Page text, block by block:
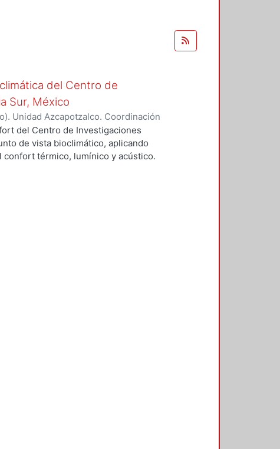
del Centro de
Sur, México
Unidad Azcapotzalco. Coordinación
Tavera, José Luis
del Centro de Investigaciones
de vista bioclimático, aplicando
térmico, lumínico y acústico.